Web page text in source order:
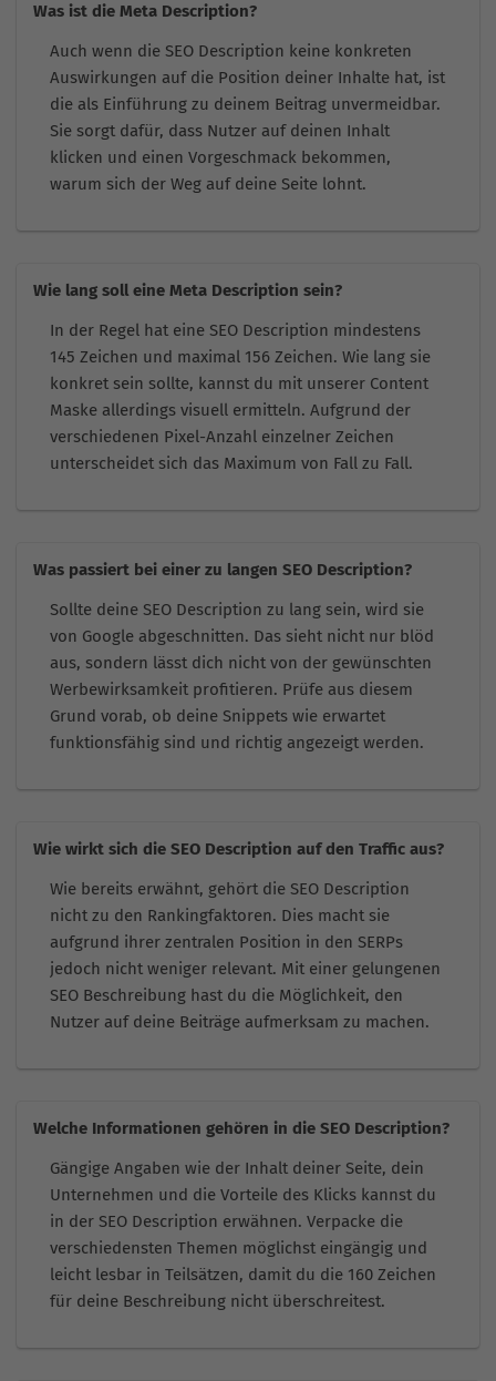
Was ist die Meta Description?
Auch wenn die SEO Description keine konkreten
Auswirkungen auf die Position deiner Inhalte hat, ist
die als Einführung zu deinem Beitrag unvermeidbar.
Sie sorgt dafür, dass Nutzer auf deinen Inhalt
klicken und einen Vorgeschmack bekommen,
warum sich der Weg auf deine Seite lohnt.
Wie lang soll eine Meta Description sein?
In der Regel hat eine SEO Description mindestens
145 Zeichen und maximal 156 Zeichen. Wie lang sie
konkret sein sollte, kannst du mit unserer Content
Maske allerdings visuell ermitteln. Aufgrund der
verschiedenen Pixel-Anzahl einzelner Zeichen
unterscheidet sich das Maximum von Fall zu Fall.
Was passiert bei einer zu langen SEO Description?
Sollte deine SEO Description zu lang sein, wird sie
von Google abgeschnitten. Das sieht nicht nur blöd
aus, sondern lässt dich nicht von der gewünschten
Werbewirksamkeit profitieren. Prüfe aus diesem
Grund vorab, ob deine Snippets wie erwartet
funktionsfähig sind und richtig angezeigt werden.
Wie wirkt sich die SEO Description auf den Traffic aus?
Wie bereits erwähnt, gehört die SEO Description
nicht zu den Rankingfaktoren. Dies macht sie
aufgrund ihrer zentralen Position in den SERPs
jedoch nicht weniger relevant. Mit einer gelungenen
SEO Beschreibung hast du die Möglichkeit, den
Nutzer auf deine Beiträge aufmerksam zu machen.
Welche Informationen gehören in die SEO Description?
Gängige Angaben wie der Inhalt deiner Seite, dein
Unternehmen und die Vorteile des Klicks kannst du
in der SEO Description erwähnen. Verpacke die
verschiedensten Themen möglichst eingängig und
leicht lesbar in Teilsätzen, damit du die 160 Zeichen
für deine Beschreibung nicht überschreitest.